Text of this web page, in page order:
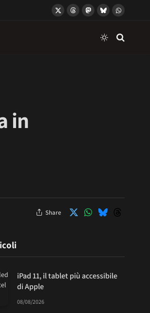
X
ThreadsMastodon
BlueskyWhatsApp
in
Share
iPad 11, il tablet più accessibile
di Apple
08/08/2026